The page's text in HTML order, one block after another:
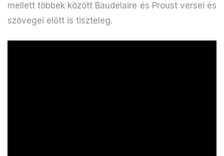
mellett többek között Baudelaire és Proust versei és
szövegei előtt is tiszteleg.